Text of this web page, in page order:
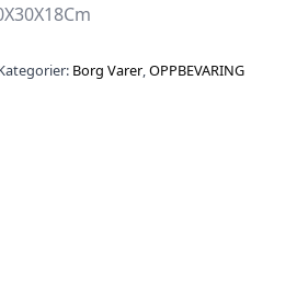
Borg Varer,OPPBEVARING